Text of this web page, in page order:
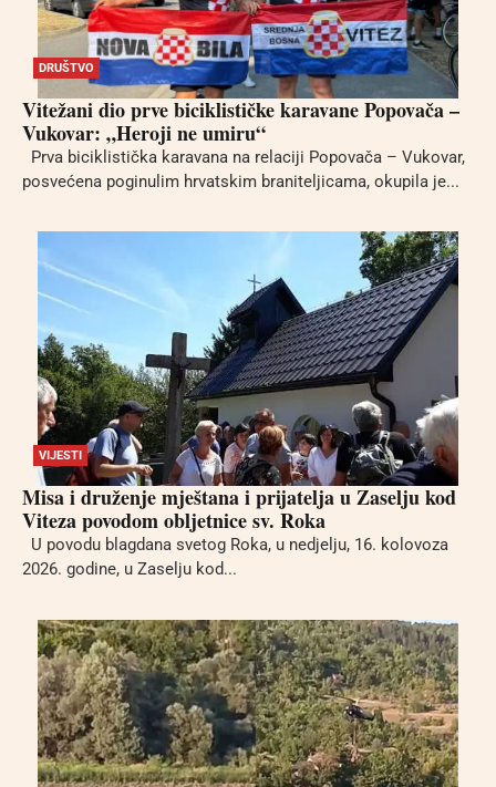
DRUŠTVO
Vitežani dio prve biciklističke karavane Popovača –
Vukovar: „Heroji ne umiru“
Prva biciklistička karavana na relaciji Popovača – Vukovar,
posvećena poginulim hrvatskim braniteljicama, okupila je...
VIJESTI
Misa i druženje mještana i prijatelja u Zaselju kod
Viteza povodom obljetnice sv. Roka
U povodu blagdana svetog Roka, u nedjelju, 16. kolovoza
2026. godine, u Zaselju kod...